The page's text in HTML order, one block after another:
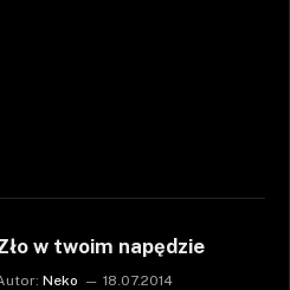
w twoim napędzie
Neko 18.07.2014